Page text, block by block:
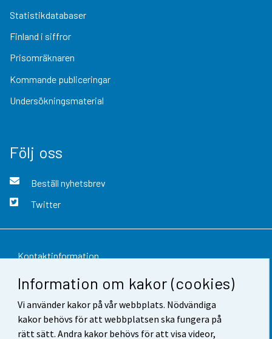
Information om kakor (cookies)
Vi använder kakor på vår webbplats. Nödvändiga
kakor behövs för att webbplatsen ska fungera på
rätt sätt. Andra kakor behövs för att visa videor,
Statistikdatabaser
Finland i siffror
Prisomräknaren
Kommande publiceringar
Undersökningsmaterial
Följ oss
Beställ nyhetsbrev
Twitter
Kontaktinformation
Respons
Användarvillkor
Dataskydd